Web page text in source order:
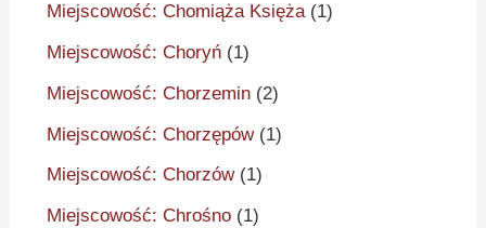
Miejscowość: Chomiąża Księża(1)
Miejscowość: Choryń (1)
Miejscowość: Chorzemin (2)
Miejscowość: Chorzępów(1)
Miejscowość: Chorzów(1)
Miejscowość: Chrośno (1)